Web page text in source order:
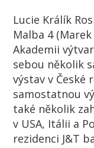
Lucie Králík
Malba 4
Akademii
sebou několik
výstav v České
samostatnou
také několik
v USA, Itálii a
rezidenci J&T